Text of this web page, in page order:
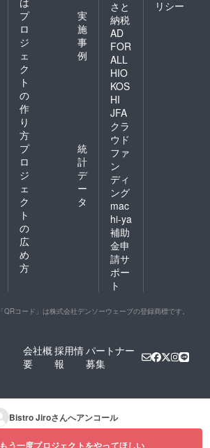
プ
ロ
ジ
ェ
ク
ト
の
作
り
方
実
施
事
例
プ
ロ
ジ
ェ
ク
ト
の
広
め
方
統
計
デ
ー
タ
さと
納税
AD
FOR
ALL
HIO
KOS
HI
JFA
クラ
ウド
ファ
ン
ディ
ング
mac
hi-ya
補助
金申
請サ
ポー
ト
リシー
「QRコード」は株式会社デンソーウェーブの登録商標です。
会社概
要
採用情
報
パートナー
募集
Bistro Jiroさんへアンコール
もう一度プロジェクトをやってほしい